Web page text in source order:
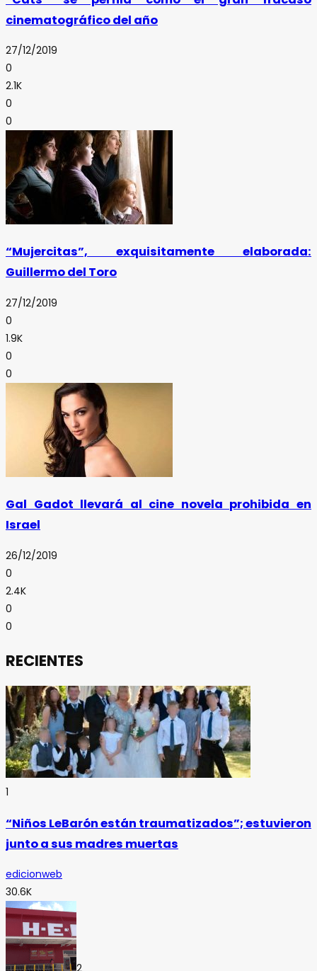
cinematográfico del año
27/12/2019
0
2.1K
0
0
“Mujercitas”, exquisitamente elaborada:
Guillermo del Toro
27/12/2019
0
1.9K
0
0
Gal Gadot llevará al cine novela prohibida en
Israel
26/12/2019
0
2.4K
0
0
RECIENTES
1
“Niños LeBarón están traumatizados”; estuvieron
junto a sus madres muertas
edicionweb
30.6K